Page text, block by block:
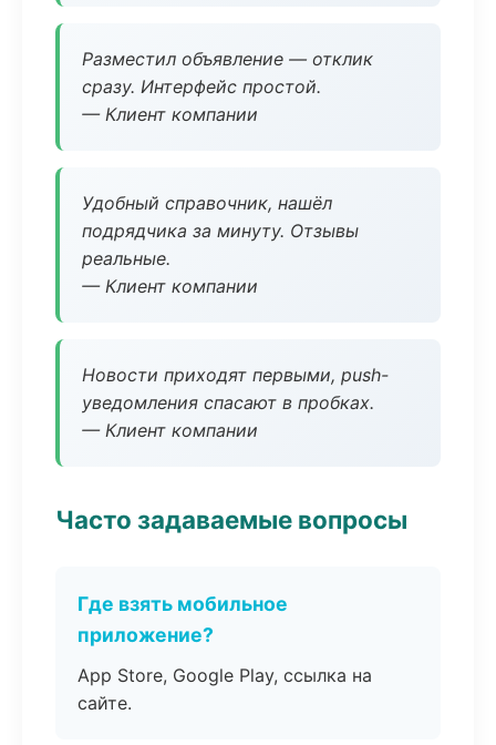
Разместил объявление — отклик
сразу. Интерфейс простой.
— Клиент компании
Удобный справочник, нашёл
подрядчика за минуту. Отзывы
реальные.
— Клиент компании
Новости приходят первыми, push-
уведомления спасают в пробках.
— Клиент компании
Часто задаваемые вопросы
Где взять мобильное
приложение?
App Store, Google Play, ссылка на
сайте.